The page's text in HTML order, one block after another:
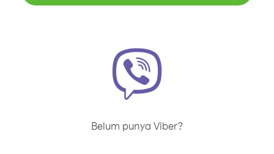
Belum punya Viber?